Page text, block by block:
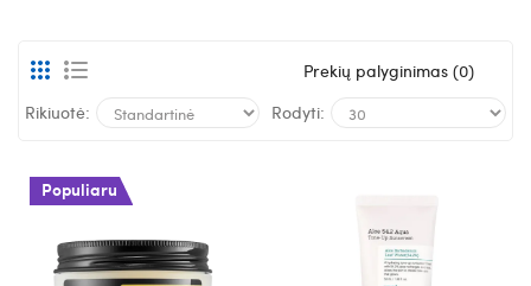
Prekių palyginimas (0)
Rikiuotė:
Rodyti:
Populiaru